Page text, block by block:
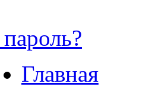
Главная